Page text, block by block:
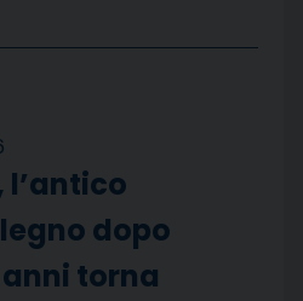
l’antico
dopo
torna